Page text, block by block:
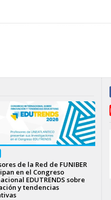
de la Red de FUNIBER
en el Congreso
EDUTRENDS sobre
y tendencias